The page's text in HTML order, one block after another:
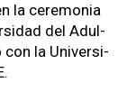
la cer­e­mo­nia
del Adul­
con la Uni­ver­si­